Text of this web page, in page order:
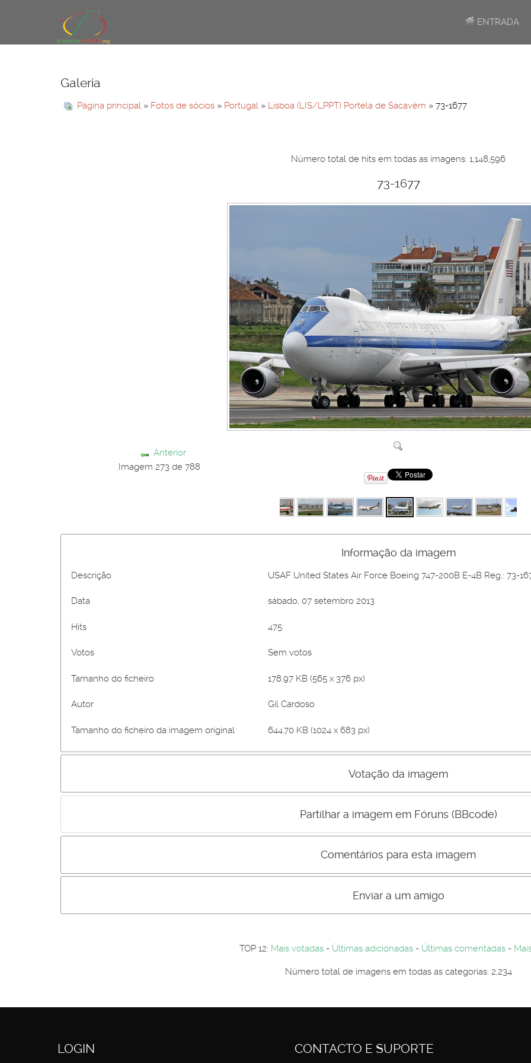
ENTRADA
Galeria
Página principal » Fotos de sócios » Portugal » Lisboa (LIS/LPPT) Portela de Sacavém » 73-1677
Número total de hits em todas as imagens: 1,148,596
73-1677
Anterior
Imagem 273 de 788
Informação da imagem
Descrição USAF United States Air Force Boeing 747-200B E-4B Reg.: 73-
Data sábado, 07 setembro 2013
Hits 475
Votos Sem votos
Tamanho do ficheiro 178.97 KB (565 x 376 px)
Autor Gil Cardoso
Tamanho do ficheiro da imagem original 644.70 KB (1024 x 683 px)
Votação da imagem
Mau Bom
Partilhar a imagem em Fóruns (BBcode)
Incluir imagem :
Comentários para esta imagem
Os comentário não são visiveis para visitantes. Por-favor registe-
Os visitantes não estão autorizados a colocar comentários. Por-favor registe-se...Enviar a um amigo
Primeiro autentique-se...
TOP 12: Mais votadas - Últimas adicionadas - Últimas comentadas -
Número total de imagens em todas as categorias: 2,234
LOGIN CONTACTO E SUPORTE